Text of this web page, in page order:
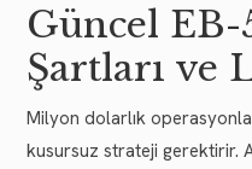
Güncel EB-
Şartları ve
Milyon dolarlık
kusursuz strateji gerektirir.